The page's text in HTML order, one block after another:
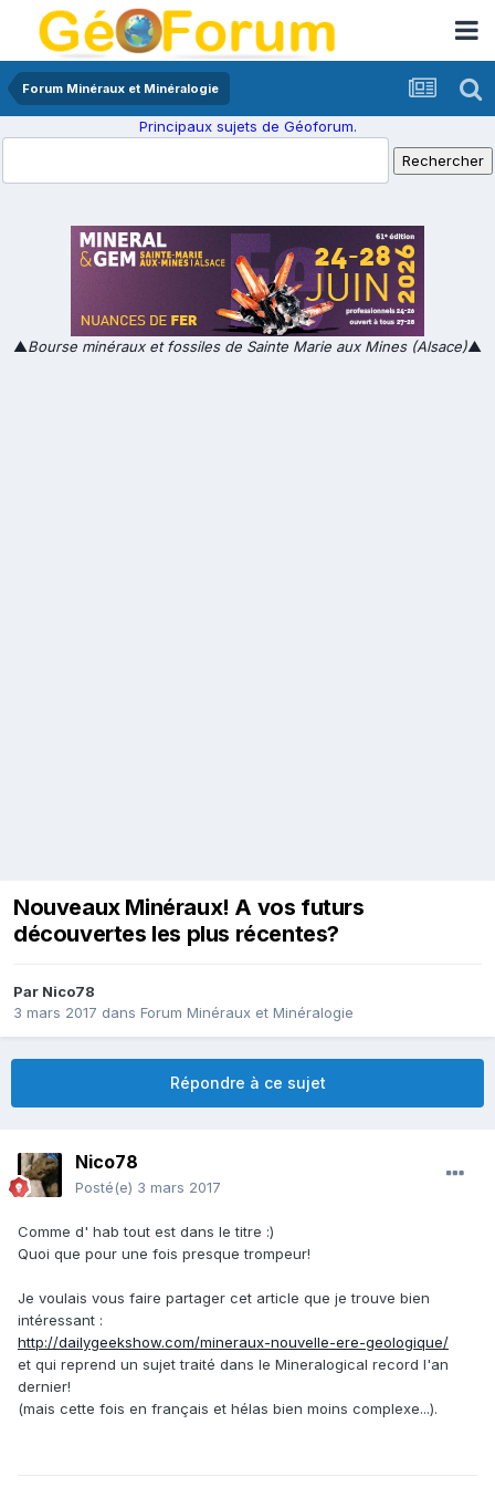
Forum Minéraux et Minéralogie
Principaux sujets de Géoforum.
▲Bourse minéraux et fossiles de Sainte Marie aux Mines (Alsace)▲
Nouveaux Minéraux! A vos futurs
découvertes les plus récentes?
Par Nico78
3 mars 2017 dans Forum Minéraux et Minéralogie
Répondre à ce sujet
Nico78
Posté(e) 3 mars 2017
Comme d' hab tout est dans le titre :)
Quoi que pour une fois presque trompeur!
Je voulais vous faire partager cet article que je trouve bien
intéressant :
http://dailygeekshow.com/mineraux-nouvelle-ere-geologique/
et qui reprend un sujet traité dans le Mineralogical record l'an
dernier!
(mais cette fois en français et hélas bien moins complexe...).